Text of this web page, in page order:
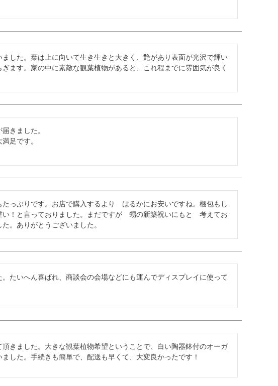
した。葉は上に向いて生き生きと大きく、艶があり表面が光沢で輝い
ます。家の中に素敵な観葉植物があると、これ程までに雰囲気が良く
きました。
足です。
っぷりです。お店で購入するより　はるかにお安いですね。梱包もし
！と言っておりました。まだですが　甥の新築祝いにもと　考えてお
。ありがとうございました。
たいへん喜ばれ、商談会の会場などにも運んでディスプレイに使って
きました。大きな観葉植物希望ということで、白い陶器鉢付のオーガ
した。手続きも簡単で、配送も早くて、大変良かったです！